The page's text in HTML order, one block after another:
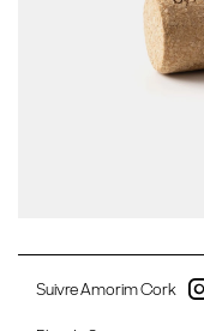
Suivre Amorim Cork